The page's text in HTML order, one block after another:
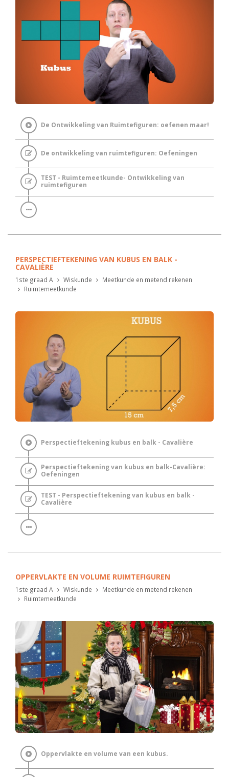
De Ontwikkeling van Ruimtefiguren: oefenen maar!
De ontwikkeling van ruimtefiguren: Oefeningen
TEST - Ruimtemeetkunde- Ontwikkeling van
ruimtefiguren
PERSPECTIEFTEKENING VAN KUBUS EN BALK -
CAVALIÈRE
1ste graad A Wiskunde
Meetkunde en metend rekenen
Ruimtemeetkunde
Perspectieftekening kubus en balk - Cavalière
Perspectieftekening van kubus en balk-Cavalière:
Oefeningen
TEST - Perspectieftekening van kubus en balk -
Cavalière
OPPERVLAKTE EN VOLUME RUIMTEFIGUREN
1ste graad A Wiskunde
Meetkunde en metend rekenen
Ruimtemeetkunde
Oppervlakte en volume van een kubus.